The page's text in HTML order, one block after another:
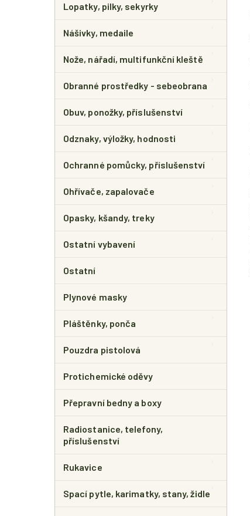
Lopatky, pilky, sekyrky
Nášivky, medaile
Nože, nářadí, multifunkční kleště
Obranné prostředky - sebeobrana
Obuv, ponožky, příslušenství
Odznaky, výložky, hodnosti
Ochranné pomůcky, příslušenství
Ohřívače, zapalovače
Opasky, kšandy, treky
Ostatní vybavení
Ostatní
Plynové masky
Pláštěnky, ponča
Pouzdra pistolová
Protichemické oděvy
Přepravní bedny a boxy
Radiostanice, telefony,
příslušenství
Rukavice
Spací pytle, karimatky, stany, židle